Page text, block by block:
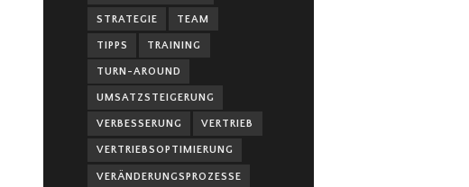
STRATEGIE TEAM
TIPPS TRAINING
TURN-AROUND
UMSATZSTEIGERUNG
VERBESSERUNG VERTRIEB
VERTRIEBSOPTIMIERUNG
VERÄNDERUNGSPROZESSE